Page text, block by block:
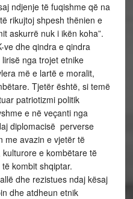
ndjenje të fuqishme që na
rikujtoj shpesh thënien e
askurrë nuk i ikën koha”.
ve dhe qindra e qindra
nga trojet etnike
më e lartë e moralit,
Tjetër është, si temë
patriotizmi politik
e në veçanti nga
diplomacisë perverse
me avazin e vjetër të
e kombëtare të
kombit shqiptar.
dhe rezistues ndaj kësaj
dhe atdheun etnik